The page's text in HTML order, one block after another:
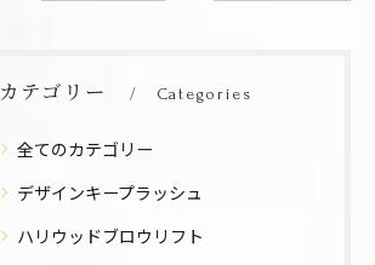
カテゴリー Categories
全てのカテゴリー
デザインキープラッシュ
ハリウッドブロウリフト